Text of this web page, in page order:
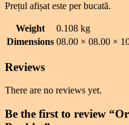
Prețul afișat este per bucată.
Weight
0.108 kg
Dimensions 08.00 × 08.00 ×
Reviews
There are no reviews yet.
Be the first to review